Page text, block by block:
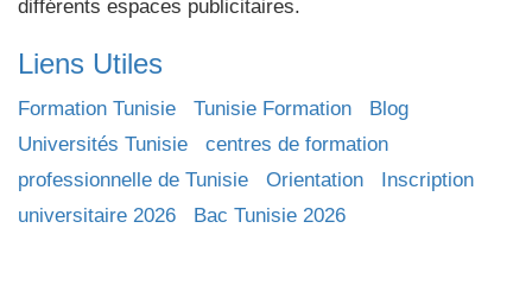
différents espaces publicitaires.
Liens Utiles
Formation Tunisie Tunisie Formation
Blog
Universités Tunisie
centres de formation
professionnelle de Tunisie
Orientation
Inscription
universitaire 2026
Bac Tunisie 2026